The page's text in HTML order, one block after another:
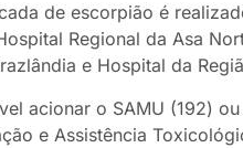
de escorpião é
Regional da Asa
e Hospital da
acionar o SAMU (192)
e Assistência